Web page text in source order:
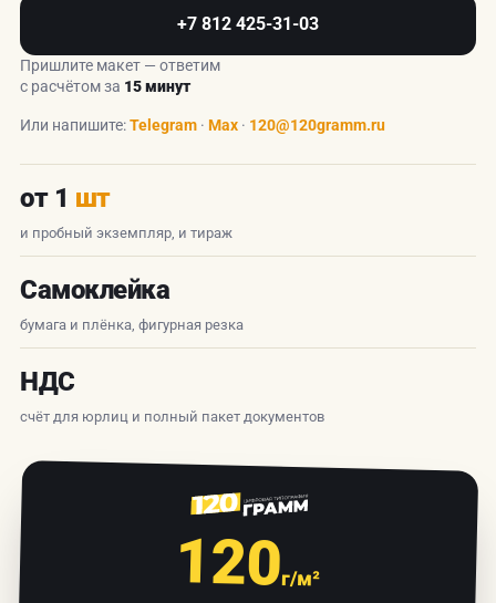
+7 812 425-31-03
Пришлите макет — ответим
с расчётом за 15 минут
Или напишите:Telegram · Max · 120@120gramm.ru
от 1 шт
и пробный экземпляр, и тираж
Самоклейка
бумага и плёнка, фигурная резка
НДС
счёт для юрлиц и полный пакет документов
120г/м²